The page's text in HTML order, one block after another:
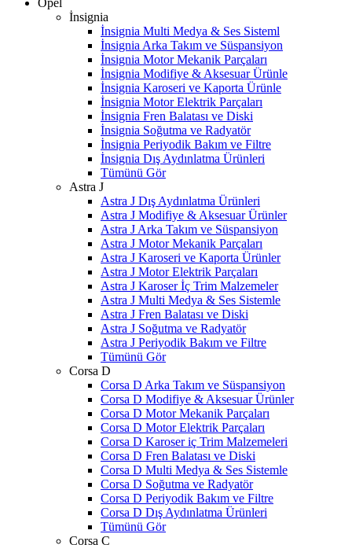
Opel
İnsignia
İnsignia Multi Medya & Ses Sisteml
İnsignia Arka Takım ve Süspansiyon
İnsignia Motor Mekanik Parçaları
İnsignia Modifiye & Aksesuar Ürünle
İnsignia Karoseri ve Kaporta Ürünle
İnsignia Motor Elektrik Parçaları
İnsignia Fren Balatası ve Diski
İnsignia Soğutma ve Radyatör
İnsignia Periyodik Bakım ve Filtre
İnsignia Dış Aydınlatma Ürünleri
Tümünü Gör
Astra J
Astra J Dış Aydınlatma Ürünleri
Astra J Modifiye & Aksesuar Ürünler
Astra J Arka Takım ve Süspansiyon
Astra J Motor Mekanik Parçaları
Astra J Karoseri ve Kaporta Ürünler
Astra J Motor Elektrik Parçaları
Astra J Karoser İç Trim Malzemeler
Astra J Multi Medya & Ses Sistemle
Astra J Fren Balatası ve Diski
Astra J Soğutma ve Radyatör
Astra J Periyodik Bakım ve Filtre
Tümünü Gör
Corsa D
Corsa D Arka Takım ve Süspansiyon
Corsa D Modifiye & Aksesuar Ürünler
Corsa D Motor Mekanik Parçaları
Corsa D Motor Elektrik Parçaları
Corsa D Karoser iç Trim Malzemeleri
Corsa D Fren Balatası ve Diski
Corsa D Multi Medya & Ses Sistemle
Corsa D Soğutma ve Radyatör
Corsa D Periyodik Bakım ve Filtre
Corsa D Dış Aydınlatma Ürünleri
Tümünü Gör
Corsa C